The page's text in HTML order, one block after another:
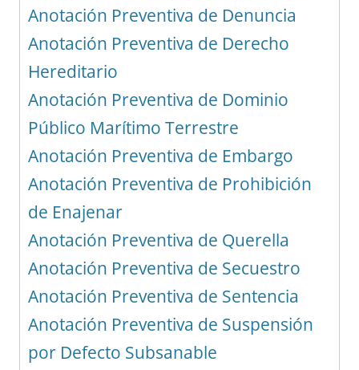
Anotación Preventiva de Denuncia
Anotación Preventiva de Derecho
Hereditario
Anotación Preventiva de Dominio
Público Marítimo Terrestre
Anotación Preventiva de Embargo
Anotación Preventiva de Prohibición
de Enajenar
Anotación Preventiva de Querella
Anotación Preventiva de Secuestro
Anotación Preventiva de Sentencia
Anotación Preventiva de Suspensión
por Defecto Subsanable